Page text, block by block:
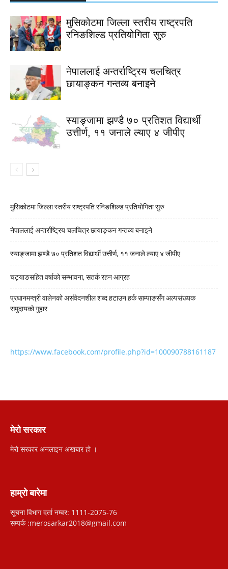
मुसिकोटमा जिल्ला स्तरीय राष्ट्रपति
रनिङशिल्ड प्रतियोगिता सुरु
नेपाललाई अन्तर्राष्ट्रिय चलचित्र
छायाङ्कन गन्तव्य बनाइने
स्याङ्जामा झण्डै ७० प्रतिशत विद्यार्थी
उत्तीर्ण, ११ जनाले ल्याए ४ जीपीए
मुसिकोटमा जिल्ला स्तरीय राष्ट्रपति रनिङशिल्ड प्रतियोगिता सुरु
नेपाललाई अन्तर्राष्ट्रिय चलचित्र छायाङ्कन गन्तव्य बनाइने
स्याङ्जामा झण्डै ७० प्रतिशत विद्यार्थी उत्तीर्ण, ११ जनाले ल्याए ४ जीपीए
चट्याङसहित वर्षाको सम्भावना, सतर्क रहन आग्रह
प्रधानमन्त्री वालेनको असंवेदनशील शब्द हटाउन हर्क साम्पाङसँग अल्पसंख्यक
समुदायको गुहार
https://www.facebook.com/profile.php?id=100090788161187
मेरो सरकार
मेरो सरकार अनलाइन अखबार हो ।
हाम्रो बारेमा
सूचना विभाग दर्ता नम्वर: 1111-2075-76
सम्पर्क :merosarkar2018@gmail.com